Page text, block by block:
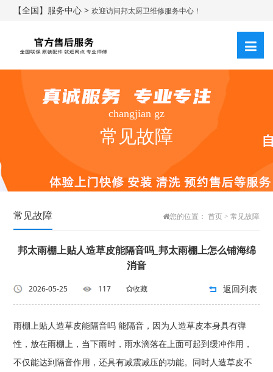
【全国】服务中心 >欢迎访问邦太厨卫维修服务中心！
changjian gz
常见故障
常见故障 您的位置： 首页> 常见故障
邦太雨棚上贴人造草皮能隔音吗_邦太雨棚上怎么铺海绵
消音
2026-05-25 117 收藏 返回列表
雨棚上贴人造草皮能隔音吗 能隔音，因为人造草皮本身具有弹
性，放在雨棚上，当下雨时，雨水滴落在上面可起到缓冲作用，
不仅能达到隔音作用，还具有减震减压的功能。同时人造草皮不